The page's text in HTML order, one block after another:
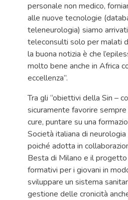
personale non medico,
alle nuove tecnologie
teleneurologia) siamo
teleconsulti solo per malati
la buona notizia è che
molto bene anche in Africa
eccellenza”.
Tra gli “obiettivi della Sin –
sicuramente favorire sempre
cure, puntare su una
Società italiana di
poiché adotta in
Besta di Milano e il
formativi per i giovani in
sviluppare un sistema
gestione delle cronicità